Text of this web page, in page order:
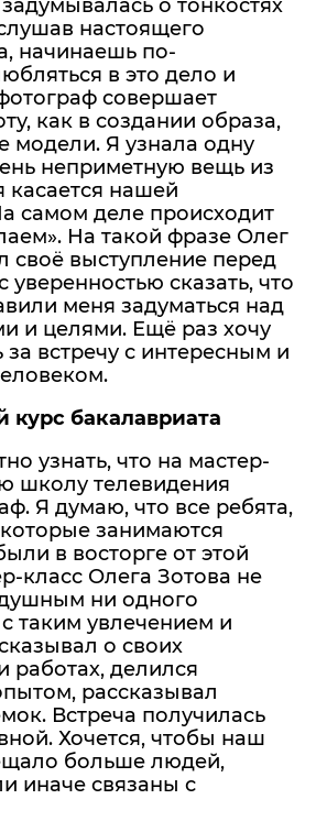
о тонкостях
настоящего
начинаешь по-
в это дело и
совершает
как в создании образа,
модели. Я узнала одну
неприметную вещь из
касается нашей
самом деле происходит
На такой фразе Олег
своё выступление перед
уверенностью сказать, что
меня задуматься над
и целями. Ещё раз хочу
за встречу с интересным и
курс бакалавриата
узнать, что на мастер-
школу телевидения
Я думаю, что все ребята,
занимаются
в восторге от этой
класс Олега Зотова не
ни одного
с таким увлечением и
о своих
работах, делился
рассказывал
Встреча получилась
Хочется, чтобы наш
больше людей,
иначе связаны с